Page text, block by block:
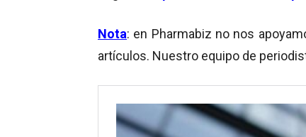
Nota: en Pharmabiz no nos
artículos. Nuestro equipo de